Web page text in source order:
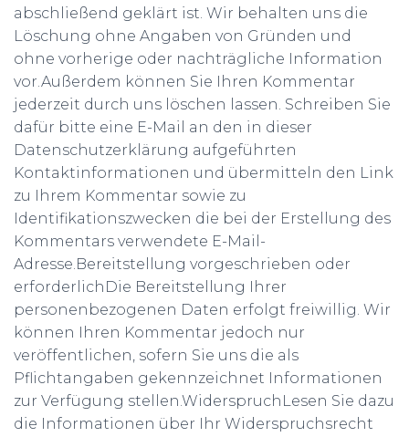
abschließend geklärt ist. Wir behalten uns die
Löschung ohne Angaben von Gründen und
ohne vorherige oder nachträgliche Information
vor.Außerdem können Sie Ihren Kommentar
jederzeit durch uns löschen lassen. Schreiben Sie
dafür bitte eine E-Mail an den in dieser
Datenschutzerklärung aufgeführten
Kontaktinformationen und übermitteln den Link
zu Ihrem Kommentar sowie zu
Identifikationszwecken die bei der Erstellung des
Kommentars verwendete E-Mail-
Adresse.Bereitstellung vorgeschrieben oder
erforderlichDie Bereitstellung Ihrer
personenbezogenen Daten erfolgt freiwillig. Wir
können Ihren Kommentar jedoch nur
veröffentlichen, sofern Sie uns die als
Pflichtangaben gekennzeichnet Informationen
zur Verfügung stellen.WiderspruchLesen Sie dazu
die Informationen über Ihr Widerspruchsrecht